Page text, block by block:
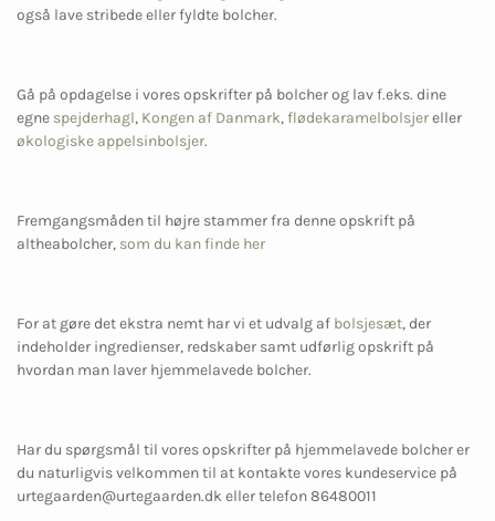
også lave stribede eller fyldte bolcher.
Gå på opdagelse i vores opskrifter på bolcher og lav f.eks. dine
egne spejderhagl, Kongen af Danmark,flødekaramelbolsjereller
økologiske appelsinbolsjer.
Fremgangsmåden til højre stammer fra denne opskrift på
altheabolcher, som du kan finde her
For at gøre det ekstra nemt har vi et udvalg af bolsjesæt, der
indeholder ingredienser, redskaber samt udførlig opskrift på
hvordan man laver hjemmelavede bolcher.
Har du spørgsmål til vores opskrifter på hjemmelavede bolcher er
du naturligvis velkommen til at kontakte vores kundeservice på
urtegaarden@urtegaarden.dk eller telefon 86480011